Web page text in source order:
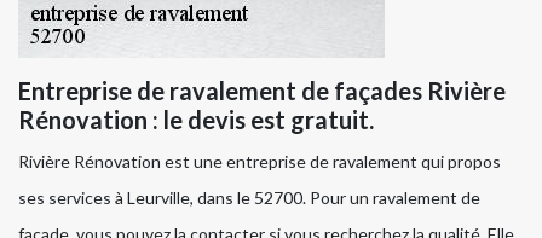
Entreprise de ravalement de façades Rivière
Rénovation : le devis est gratuit.
Rivière Rénovation est une entreprise de ravalement qui propos
ses services à Leurville, dans le 52700. Pour un ravalement de